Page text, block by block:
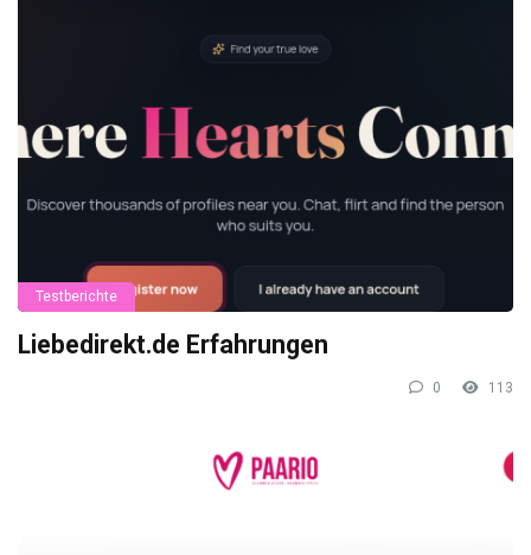
Testberichte
Liebedirekt.de Erfahrungen
0 113